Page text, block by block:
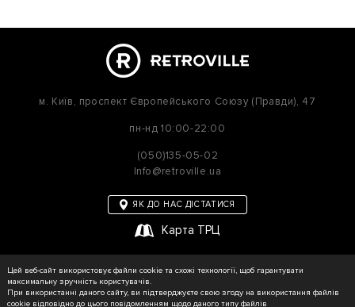
м. Київ, проспект Європейського Союзу (Правди), 47
пн-нд 10:00-22:00
(050)135-05-02
Info@retroville.ua
ЯК ДО НАС ДІСТАТИСЯ
Карта ТРЦ
Цей веб-сайт використовує файли cookie та схожі технології, щоб гарантувати
максимальну зручність користувачів.
При використанні даного сайту, ви підтверджуєте свою згоду на використання файлів
cookie відповідно до цього повідомленням щодо даного типу файлів